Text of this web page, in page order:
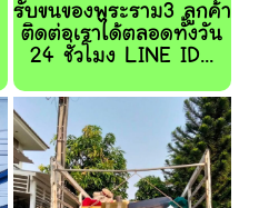
รับขนของพระราม3 ลูกค้า
ติดต่อเราได้ตลอดทั้งวัน
24 ชั่วโมง LINE ID...